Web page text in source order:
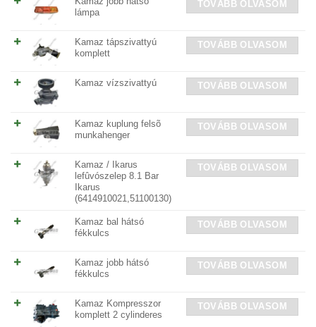
lámpa
TOVÁBB OLVASOM
Kamaz tápszivattyú
komplett
TOVÁBB OLVASOM
Kamaz vízszivattyú TOVÁBB OLVASOM
Kamaz kuplung felsõ
munkahenger
TOVÁBB OLVASOM
Kamaz / Ikarus
lefûvószelep 8.1 Bar
Ikarus
(6414910021,51100130)
TOVÁBB OLVASOM
Kamaz bal hátsó
fékkulcs
TOVÁBB OLVASOM
Kamaz jobb hátsó
fékkulcs
TOVÁBB OLVASOM
Kamaz Kompresszor
komplett 2 cylinderes
TOVÁBB OLVASOM